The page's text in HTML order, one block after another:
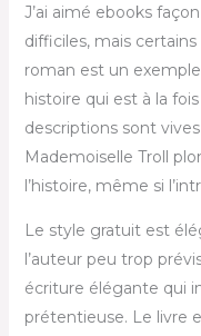
J’ai aimé ebooks
difficiles, mais
roman est un
histoire qui est à la
descriptions sont
Mademoiselle Troll
l’histoire, même si
Le style gratuit est
l’auteur peu trop
écriture élégante qui
prétentieuse. Le livre